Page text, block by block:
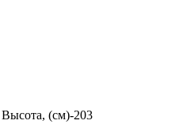
(см)-203